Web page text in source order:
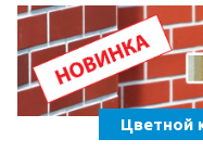
Цветной